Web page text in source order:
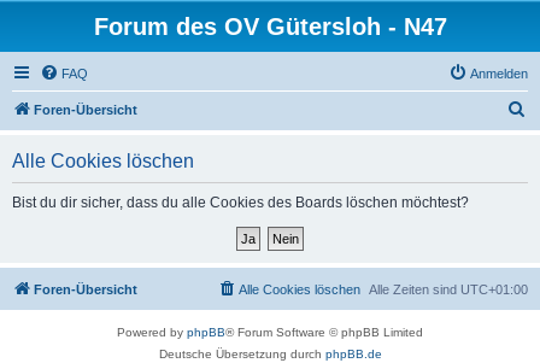
Forum des OV Gütersloh - N47
FAQ Anmelden
Foren-Übersicht
Alle Cookies löschen
Bist du dir sicher, dass du alle Cookies des Boards löschen möchtest?
Foren-Übersicht Alle Zeiten sind UTC+01:00
Alle Cookies löschen
Powered by phpBB® Forum Software © phpBB Limited
Deutsche Übersetzung durch phpBB.de